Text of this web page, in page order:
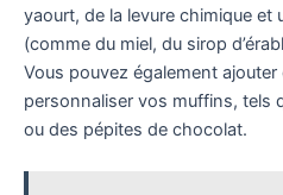
yaourt, de la levure chimique
(comme du miel, du sirop
Vous pouvez également ajouter
personnaliser vos muffins, tels
ou des pépites de chocolat.